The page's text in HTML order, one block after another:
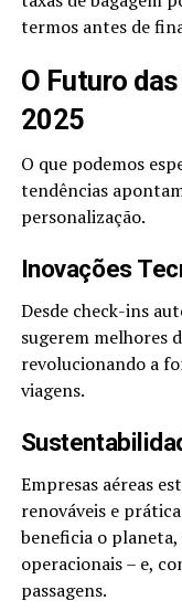
termos antes de
O Futuro
2025
O que podemos
tendências
personalização.
Inovações
Desde check-ins
sugerem melhores
revolucionando a
viagens.
Empresas aéreas
renováveis e
beneficia o
operacionais – e,
passagens.